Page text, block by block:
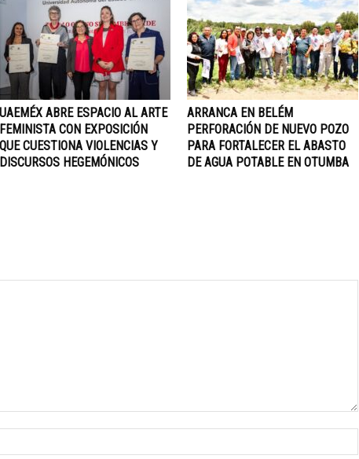
UAEMÉX ABRE ESPACIO AL ARTE
FEMINISTA CON EXPOSICIÓN
QUE CUESTIONA VIOLENCIAS Y
DISCURSOS HEGEMÓNICOS
ARRANCA EN BELÉM
PERFORACIÓN DE NUEVO POZO
PARA FORTALECER EL ABASTO
DE AGUA POTABLE EN OTUMBA